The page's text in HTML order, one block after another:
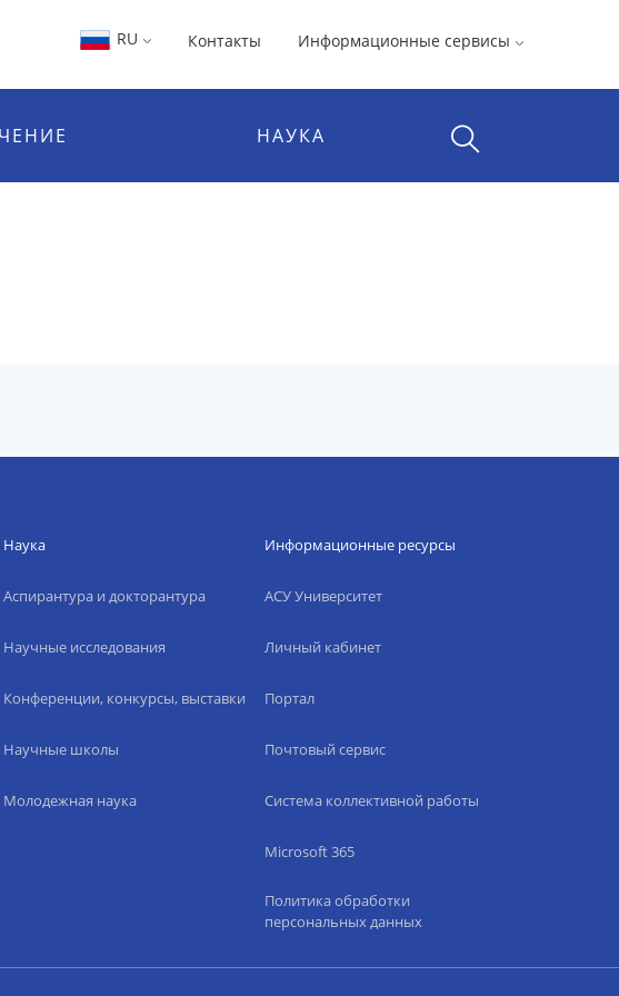
RU Контакты Информационные сервисы
НАУКА
Наука
Аспирантура и докторантура
Научные исследования
Конференции, конкурсы, выставки
Научные школы
Молодежная наука
Информационные ресурсы
АСУ Университет
Личный кабинет
Портал
Почтовый сервис
Система коллективной работы
Microsoft 365
Политика обработки
персональных данных